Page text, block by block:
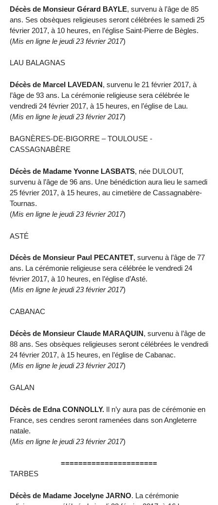
Décès de Monsieur Gérard BAYLE, survenu à l’âge de 85
ans. Ses obsèques religieuses seront célébrées le samedi 25
février 2017, à 10 heures, en l’église Saint-Pierre de Bègles.
(Mis en ligne le jeudi 23 février 2017)
LAU BALAGNAS
Décès de Marcel LAVEDAN, survenu le 21 février 2017, à
l’âge de 93 ans. La cérémonie religieuse sera célébrée le
vendredi 24 février 2017, à 15 heures, en l’église de Lau.
(Mis en ligne le jeudi 23 février 2017)
BAGNÈRES-DE-BIGORRE – TOULOUSE -
CASSAGNABÈRE
Décès de Madame Yvonne LASBATS, née DULOUT,
survenu à l’âge de 96 ans. Une bénédiction aura lieu le samedi
25 février 2017, à 15 heures, au cimetière de Cassagnabère-
Tournas.
(Mis en ligne le jeudi 23 février 2017)
ASTÉ
Décès de Monsieur Paul PECANTET, survenu à l’âge de 77
ans. La cérémonie religieuse sera célébrée le vendredi 24
février 2017, à 10 heures, en l’église d’Asté.
(Mis en ligne le jeudi 23 février 2017)
CABANAC
Décès de Monsieur Claude MARAQUIN, survenu à l’âge de
88 ans. Ses obsèques religieuses seront célébrées le vendredi
24 février 2017, à 15 heures, en l’église de Cabanac.
(Mis en ligne le jeudi 23 février 2017)
GALAN
Décès de Edna CONNOLLY. Il n’y aura pas de cérémonie en
France, ses cendres seront ramenées dans son Angleterre
natale.
(Mis en ligne le jeudi 23 février 2017)
======================
TARBES
Décès de Madame Jocelyne JARNO. La cérémonie